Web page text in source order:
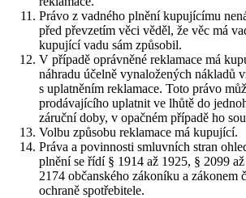
Právo z vadného plnění kupujícímu
před převzetím věci věděl, že věc má
kupující vadu sám způsobil.
V případě oprávněné reklamace má
náhradu účelně vynaložených nákladů
s uplatněním reklamace. Toto právo
prodávajícího uplatnit ve lhůtě do
záruční doby, v opačném případě ho
Volbu způsobu reklamace má kupující.
Práva a povinnosti smluvních stran
plnění se řídí § 1914 až 1925, § 2099
2174 občanského zákoníku a zákonem
ochraně spotřebitele.